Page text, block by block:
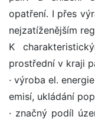
opatření. I přes
nejzatíženějším
K
prostřední v kraji
· výroba el.
emisí, ukládání
· značný podíl